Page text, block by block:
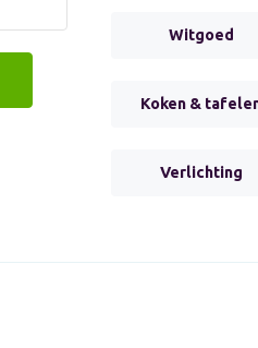
Witgoed
Koken &
Verlichting